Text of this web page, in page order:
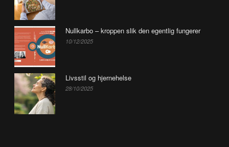
Nullkarbo – kroppen slik den egentlig fungerer
10/12/2025
Livsstil og hjernehelse
28/10/2025